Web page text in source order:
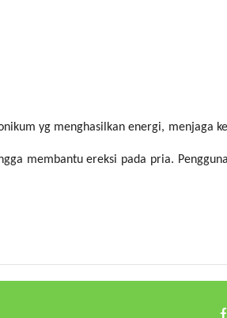
yg menghasilkan energi, menjaga
membantu ereksi pada pria.